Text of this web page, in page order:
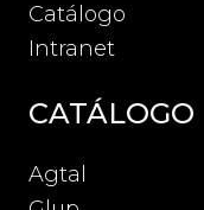
Catálogo
Intranet
CATÁLOGO
Agtal